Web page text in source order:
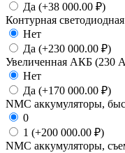
Да (+38 000.00 ₽)
Контурная
Нет
Да (+230 000.00 ₽)
Увеличенная АКБ (230
Нет
Да (+170 000.00 ₽)
NMC аккумуляторы,
0
1 (+200 000.00 ₽)
NMC аккумуляторы,